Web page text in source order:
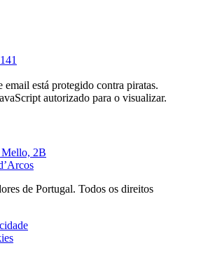
email está protegido contra piratas.
autorizado para o visualizar.
Mello, 2B
de Portugal. Todos os direitos